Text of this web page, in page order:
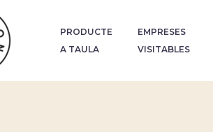
PRODUCTE
A TAULA
EMPRESES
VISITABLES